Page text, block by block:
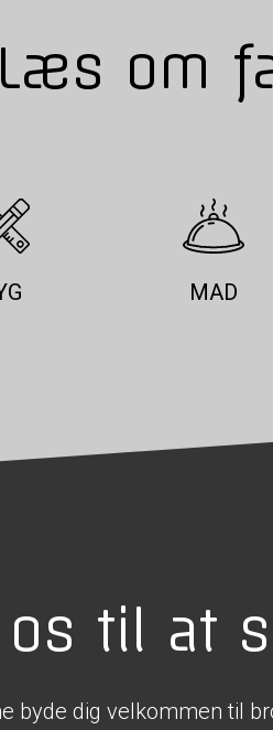
Læs om
MAD
til at
byde dig velkommen til